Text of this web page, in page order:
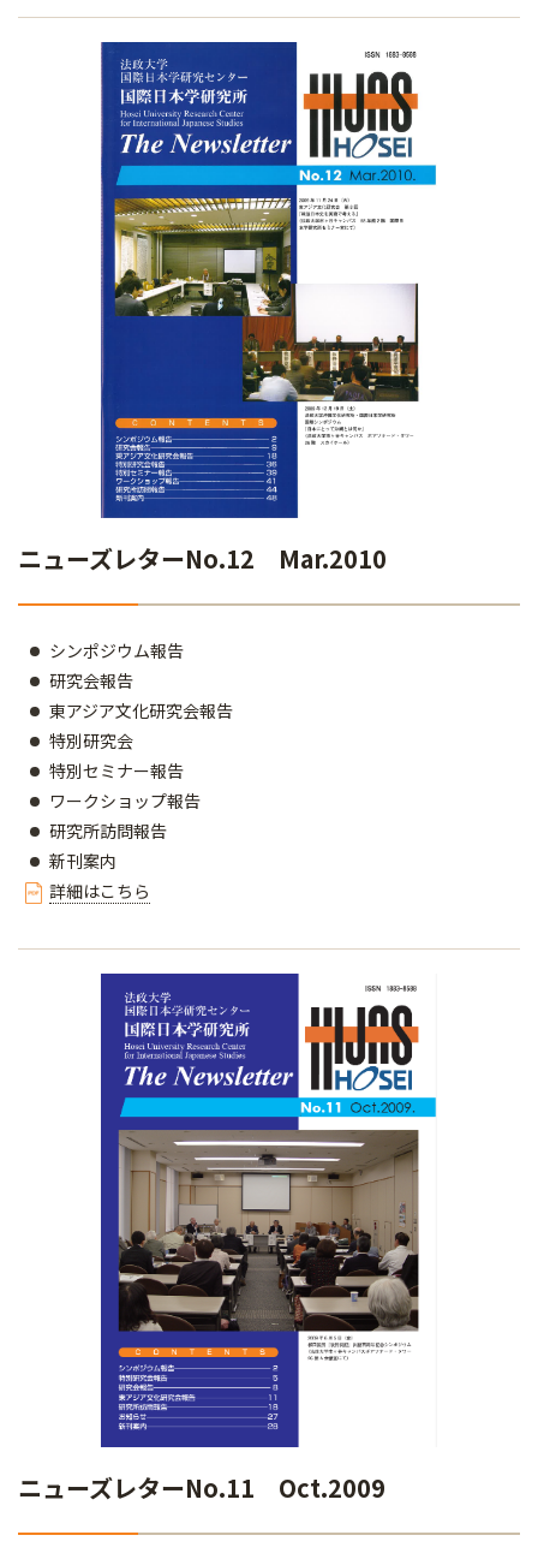
ニューズレターNo.12 Mar.2010
シンポジウム報告
研究会報告
東アジア文化研究会報告
特別研究会
特別セミナー報告
ワークショップ報告
研究所訪問報告
新刊案内
詳細はこちら
ニューズレターNo.11 Oct.2009